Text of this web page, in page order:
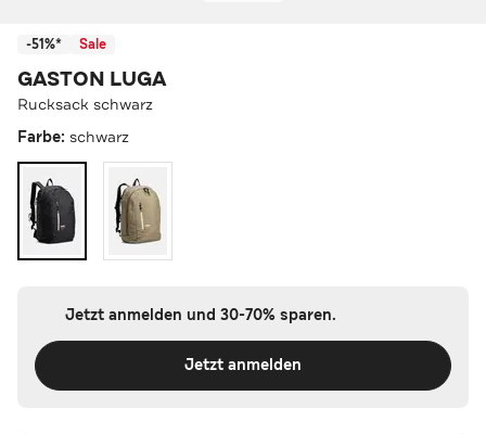
-51%* Sale
GASTON LUGA
Rucksack schwarz
Farbe: schwarz
Jetzt anmelden und 30-70% sparen.
Jetzt anmelden